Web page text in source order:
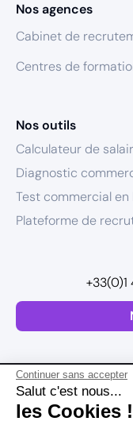
Continuer sans accepter
Salut c'est nous...
les Cookies !
Nos agences
Cabinet de
Centres de
Nos outils
Calculateur de
Diagnostic
Test commercial en
Plateforme de